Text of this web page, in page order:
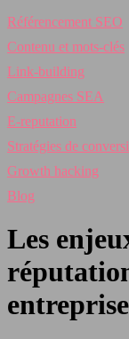
Référencement SEO
Contenu et mots-clés
Link-building
Campagnes SEA
E-reputation
Stratégies de
Growth hacking
Blog
Les
entreprise